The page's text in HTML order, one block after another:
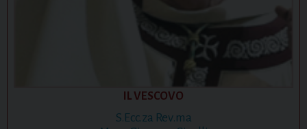
IL VESCOVO
S.Ecc.za Rev.ma